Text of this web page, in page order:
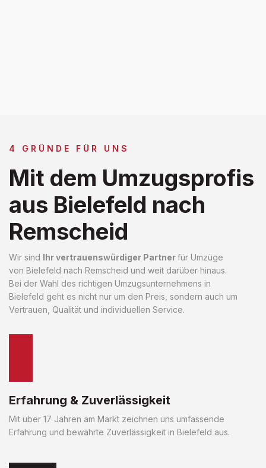
4 GRÜNDE FÜR UNS
Mit dem Umzugsprofis
aus Bielefeld nach
Remscheid
Wir sind Ihr vertrauenswürdiger Partnerfür Umzüge
von Bielefeld nach Remscheid und weit darüber hinaus.
Bei der Wahl des richtigen Umzugsunternehmens in
Bielefeld geht es nicht nur um den Preis, sondern auch um
Vertrauen, Qualität und individuellen Service.
Erfahrung & Zuverlässigkeit
Mit über 17 Jahren am Markt zeichnen uns umfassende
Erfahrung und bewährte Zuverlässigkeit in Bielefeld aus.